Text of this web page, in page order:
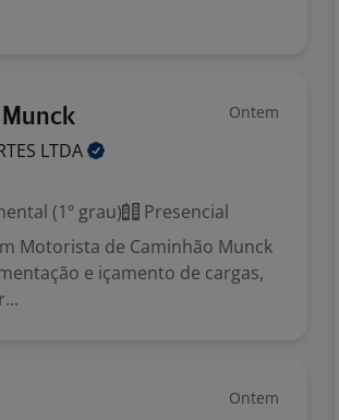
Ontem
LTDA
(1º grau)
Presencial
Motorista de Caminhão Munck
e içamento de cargas,
Ontem